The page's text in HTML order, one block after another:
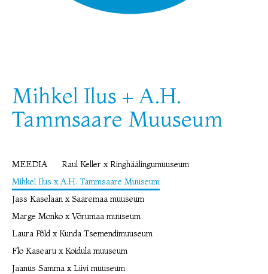
Mihkel Ilus + A.H.
Tammsaare Muuseum
MEEDIA
Raul Keller x Ringhäälingumuuseum
Mihkel Ilus x A.H. Tammsaare Muuseum
Jass Kaselaan x Saaremaa muuseum
Marge Monko x Võrumaa muuseum
Laura Põld x Kunda Tsemendimuuseum
Flo Kasearu x Koidula muuseum
Jaanus Samma x Liivi muuseum